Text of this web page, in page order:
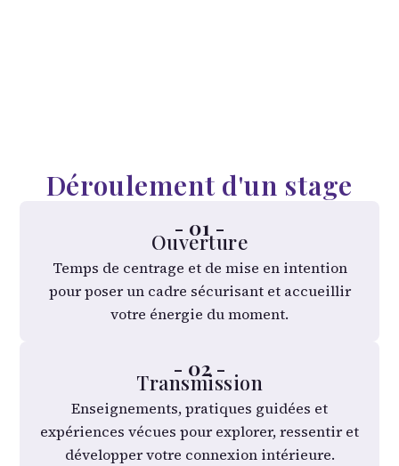
Déroulement d'un stage
- 01 -
Ouverture
Temps de centrage et de mise en intention
pour poser un cadre sécurisant et accueillir
votre énergie du moment.
- 02 -
Transmission
Enseignements, pratiques guidées et
expériences vécues pour explorer, ressentir et
développer votre connexion intérieure.